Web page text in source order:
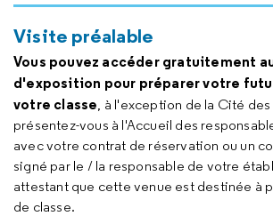
Visite préalable
Vous pouvez accéder gratuitement
d'exposition pour préparer votre
votre classe, à l'exception de la Cité des
présentez-vous à l'Accueil des
avec votre contrat de réservation ou un
signé par le / la responsable de votre
attestant que cette venue est destinée à
de classe.